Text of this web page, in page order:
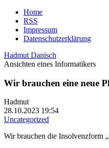
Home
RSS
Impressum
Datenschutzerklärung
Hadmut Danisch
Ansichten eines Informatikers
Wir brauchen eine neue
Hadmut
28.10.2023 19:54
Uncategorized
Wir brauchen die Insolvenzform